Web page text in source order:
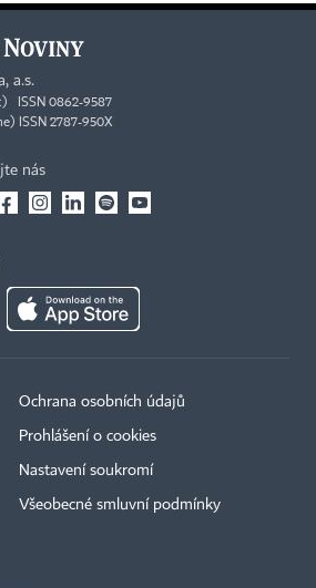
a.s.
ISSN 0862-9587
ISSN 2787-950X
nás
Ochrana osobních údajů
Prohlášení o cookies
Nastavení soukromí
Všeobecné smluvní podmínky